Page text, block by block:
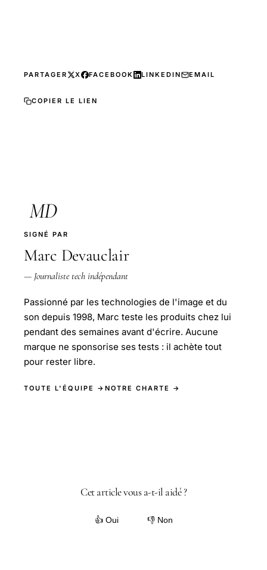
PARTAGER X FACEBOOK LINKEDIN EMAIL
COPIER LE LIEN
MD
SIGNÉ PAR
Marc Devauclair
— Journaliste tech indépendant
Passionné par les technologies de l'image et du
son depuis 1998, Marc teste les produits chez lui
pendant des semaines avant d'écrire. Aucune
marque ne sponsorise ses tests : il achète tout
pour rester libre.
TOUTE L'ÉQUIPE → NOTRE CHARTE →
Cet article vous a-t-il aidé ?
👍 Oui 👎 Non